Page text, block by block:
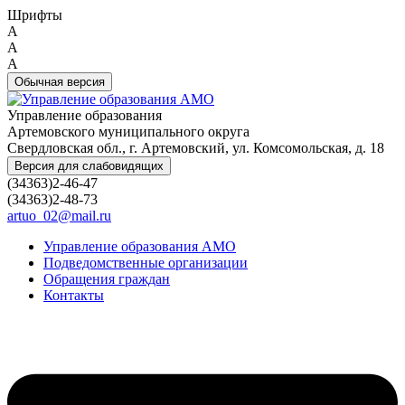
Шрифты
A
A
A
Обычная версия
Управление образования
Артемовского муниципального округа
Свердловская обл., г. Артемовский, ул. Комсомольская, д. 18
Версия для слабовидящих
(34363)2-46-47
(34363)2-48-73
artuo_02@mail.ru
Управление образования АМО
Подведомственные организации
Обращения граждан
Контакты